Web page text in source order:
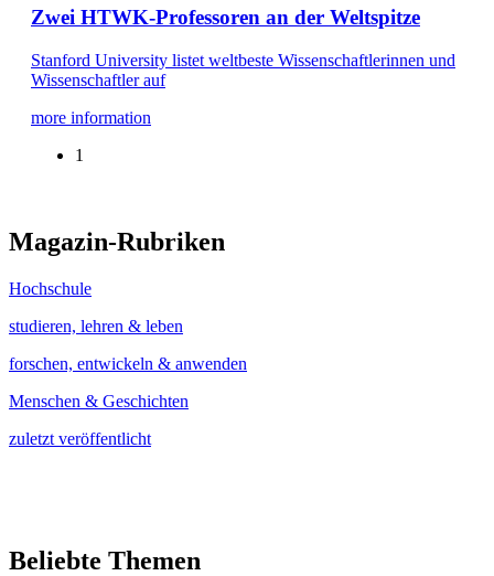
Zwei HTWK-Professoren an der Weltspitze
Stanford University listet weltbeste Wissenschaftlerinnen und
Wissenschaftler auf
more information
1
Magazin-Rubriken
Hochschule
studieren, lehren & leben
forschen, entwickeln & anwenden
Menschen & Geschichten
zuletzt veröffentlicht
Beliebte Themen